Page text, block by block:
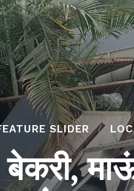
SLIDER
बेकरी,